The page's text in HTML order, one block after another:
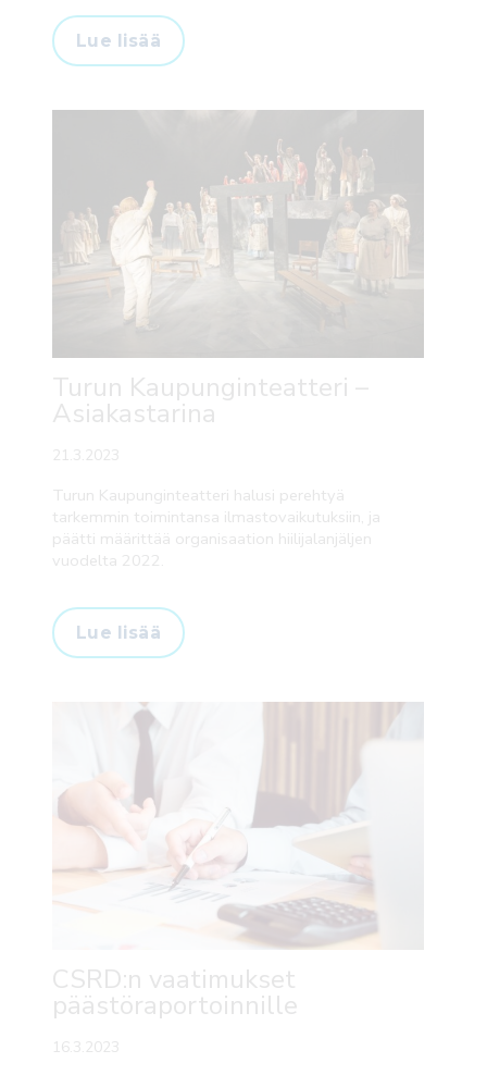
Lue lisää
Turun Kaupunginteatteri –
Asiakastarina
21.3.2023
Turun Kaupunginteatteri halusi perehtyä
tarkemmin toimintansa ilmastovaikutuksiin, ja
päätti määrittää organisaation hiilijalanjäljen
vuodelta 2022.
Lue lisää
CSRD:n vaatimukset
päästöraportoinnille
16.3.2023